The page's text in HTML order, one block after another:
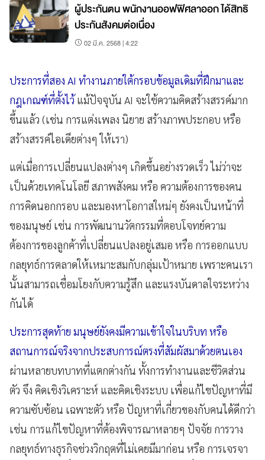
ผู้ประกันตน พนักงานออฟฟิศลาออก ได้สิทธิ
ประกันสังคมต่อเนื่อง
02 มี.ค. 2568 | 4:22
ประการที่สอง AI ทำงานภายใต้กรอบข้อมูลเดิมที่ฝึกมาและ
กฎเกณฑ์ที่ตั้งไว้แม้ปัจจุบัน AI จะใช้ความคิดสร้างสรรค์มาก
ขึ้นแล้ว (เช่น การแต่งเพลง นิยาย สร้างภาพประกอบ หรือ
สร้างสรรค์ไอเดียต่างๆ ให้เรา)
แต่เมื่อการเปลี่ยนแปลงต่างๆ เกิดขึ้นอย่างรวดเร็ว ไม่ว่าจะ
เป็นด้วยเทคโนโลยี สภาพสังคม หรือ ความต้องการของคน
การคิดนอกกรอบ และมองหาโอกาสใหม่ๆ ยังคงเป็นหน้าที่
ของมนุษย์ เช่น การพัฒนานวัตกรรมที่ตอบโจทย์ความ
ต้องการของลูกค้าที่เปลี่ยนแปลงอยู่เสมอ หรือ การออกแบบ
กลยุทธ์การตลาดให้เหมาะสมกับกลุ่มเป้าหมาย เพราะคนเรา
นั้นสามารถเชื่อมโยงกับความรู้สึก และแรงบันดาลใจระหว่าง
กันได้
ประการสุดท้าย มนุษย์ยังคงมีความเข้าใจในบริบท หรือ
สถานการณ์จริงจากประสบการณ์ตรงที่สัมผัสมาด้วยตนเอง
ผ่านหลายบทบาทที่แตกต่างกัน ทั้งการทำงานและชีวิตส่วน
ตัว จึง คิดเชิงวิเคราะห์ และคิดเชิงระบบ เพื่อแก้ไขปัญหาที่มี
ความซับซ้อน เฉพาะตัว หรือ ปัญหาที่เกี่ยวของกับคนได้ดีกว่า
เช่น การแก้ไขปัญหาที่ต้องพิจารณาหลายๆ ปัจจัย การวาง
กลยุทธ์ทางธุรกิจช่วงวิกฤตที่ไม่เคยมีมาก่อน หรือ การเจรจา